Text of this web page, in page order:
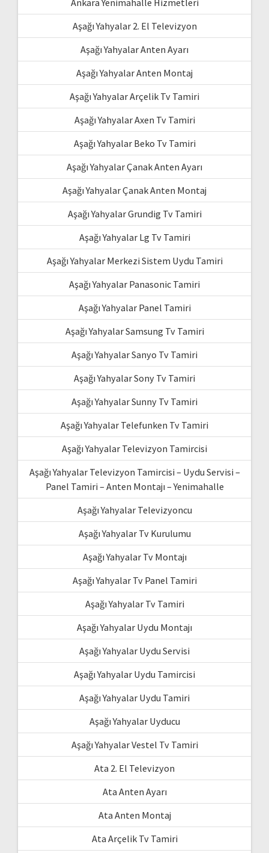
Ankara Yenimahalle Hizmetleri
Aşağı Yahyalar 2. El Televizyon
Aşağı Yahyalar Anten Ayarı
Aşağı Yahyalar Anten Montaj
Aşağı Yahyalar Arçelik Tv Tamiri
Aşağı Yahyalar Axen Tv Tamiri
Aşağı Yahyalar Beko Tv Tamiri
Aşağı Yahyalar Çanak Anten Ayarı
Aşağı Yahyalar Çanak Anten Montaj
Aşağı Yahyalar Grundig Tv Tamiri
Aşağı Yahyalar Lg Tv Tamiri
Aşağı Yahyalar Merkezi Sistem Uydu Tamiri
Aşağı Yahyalar Panasonic Tamiri
Aşağı Yahyalar Panel Tamiri
Aşağı Yahyalar Samsung Tv Tamiri
Aşağı Yahyalar Sanyo Tv Tamiri
Aşağı Yahyalar Sony Tv Tamiri
Aşağı Yahyalar Sunny Tv Tamiri
Aşağı Yahyalar Telefunken Tv Tamiri
Aşağı Yahyalar Televizyon Tamircisi
Aşağı Yahyalar Televizyon Tamircisi – Uydu Servisi –
Panel Tamiri – Anten Montajı – Yenimahalle
Aşağı Yahyalar Televizyoncu
Aşağı Yahyalar Tv Kurulumu
Aşağı Yahyalar Tv Montajı
Aşağı Yahyalar Tv Panel Tamiri
Aşağı Yahyalar Tv Tamiri
Aşağı Yahyalar Uydu Montajı
Aşağı Yahyalar Uydu Servisi
Aşağı Yahyalar Uydu Tamircisi
Aşağı Yahyalar Uydu Tamiri
Aşağı Yahyalar Uyducu
Aşağı Yahyalar Vestel Tv Tamiri
Ata 2. El Televizyon
Ata Anten Ayarı
Ata Anten Montaj
Ata Arçelik Tv Tamiri